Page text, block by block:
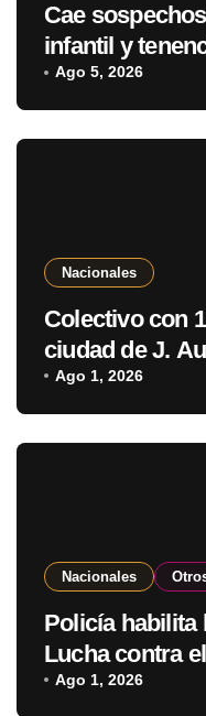
Cae
infantil y
en Fernando de
Ago 5, 2026
Nacionales
Colectivo con
ciudad de J.
Ago 1, 2026
Nacionales
Policía habilita
Lucha contra
Amambay
Ago 1, 2026